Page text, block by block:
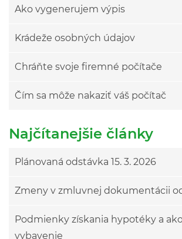
Ako vygenerujem výpis
Krádeže osobných údajov
Chráňte svoje firemné počítače
Čím sa môže nakaziť váš počítač
Najčítanejšie články
Plánovaná odstávka 15. 3. 2026
Zmeny v zmluvnej dokumentácii od
Podmienky získania hypotéky a
vybavenie